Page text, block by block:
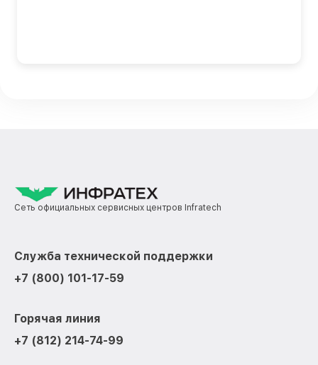
Сеть официальных сервисных центров Infratech
Служба технической поддержки
+7 (800) 101-17-59
Горячая линия
+7 (812) 214-74-99